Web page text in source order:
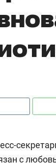
с
чем интересен